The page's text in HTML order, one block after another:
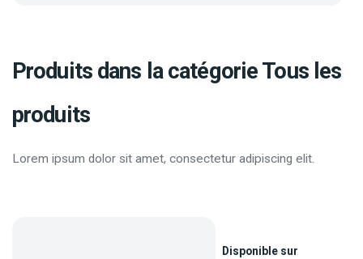
Produits dans la catégorie Tous les
produits
Lorem ipsum dolor sit amet, consectetur adipiscing elit.
Disponible sur